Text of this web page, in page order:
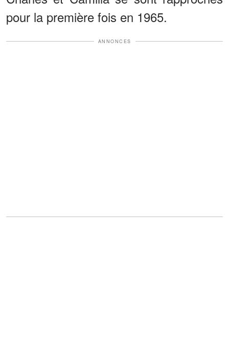
pour la première fois en 1965.
ANNONCES